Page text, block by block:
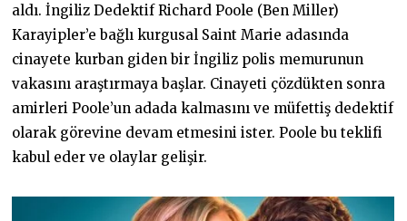
aldı. İngiliz Dedektif Richard Poole (Ben Miller)
Karayipler’e bağlı kurgusal Saint Marie adasında
cinayete kurban giden bir İngiliz polis memurunun
vakasını araştırmaya başlar. Cinayeti çözdükten sonra
amirleri Poole’un adada kalmasını ve müfettiş dedektif
olarak görevine devam etmesini ister. Poole bu teklifi
kabul eder ve olaylar gelişir.